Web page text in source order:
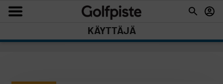
KÄYTTÄJÄ